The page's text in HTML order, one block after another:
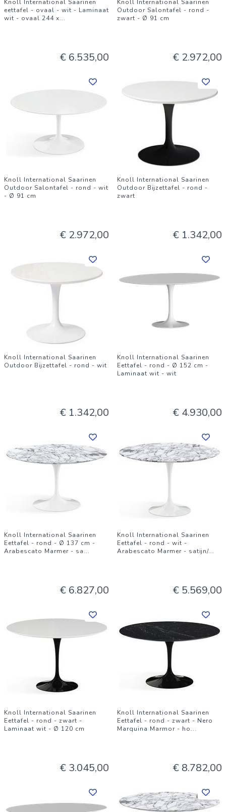
Knoll International Saarinen
eettafel - ovaal - wit - Laminaat
wit - ovaal 244 x...
€ 6.535,00
Knoll International Saarinen
Outdoor Salontafel - rond -
zwart - Ø 91 cm
€ 2.972,00
Knoll International Saarinen
Outdoor Salontafel - rond - wit
- Ø 91 cm
€ 2.972,00
Knoll International Saarinen
Outdoor Bijzettafel - rond -
zwart
€ 1.342,00
Knoll International Saarinen
Outdoor Bijzettafel - rond - wit
€ 1.342,00
Knoll International Saarinen
Eettafel - rond - Ø 152 cm -
Laminaat wit - wit
€ 4.930,00
Knoll International Saarinen
Eettafel - rond - Ø 137 cm -
Arabescato Marmer - sa...
€ 6.827,00
Knoll International Saarinen
Eettafel - rond - wit -
Arabescato Marmer - satijn/...
€ 5.569,00
Knoll International Saarinen
Eettafel - rond - zwart -
Laminaat wit - Ø 120 cm
€ 3.045,00
Knoll International Saarinen
Eettafel - rond - zwart - Nero
Marquina Marmor - ho...
€ 8.782,00